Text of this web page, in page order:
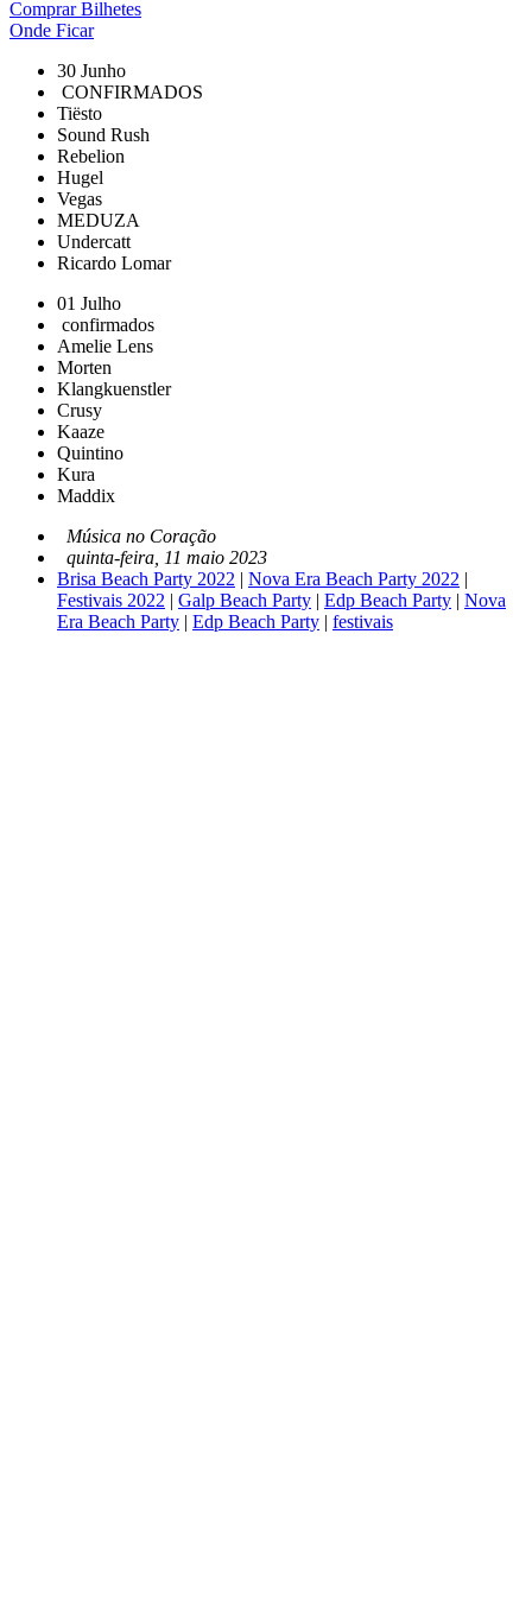
Comprar Bilhetes
Onde Ficar
30 Junho
CONFIRMADOS
Tiësto
Sound Rush
Rebelion
Hugel
Vegas
MEDUZA
Undercatt
Ricardo Lomar
01 Julho
confirmados
Amelie Lens
Morten
Klangkuenstler
Crusy
Kaaze
Quintino
Kura
Maddix
Música no Coração
quinta-feira, 11 maio 2023
Brisa Beach Party 2022 | Nova Era Beach Party 2022 |
Festivais 2022 | Galp Beach Party | Edp Beach Party | Nova
Era Beach Party | Edp Beach Party | festivais